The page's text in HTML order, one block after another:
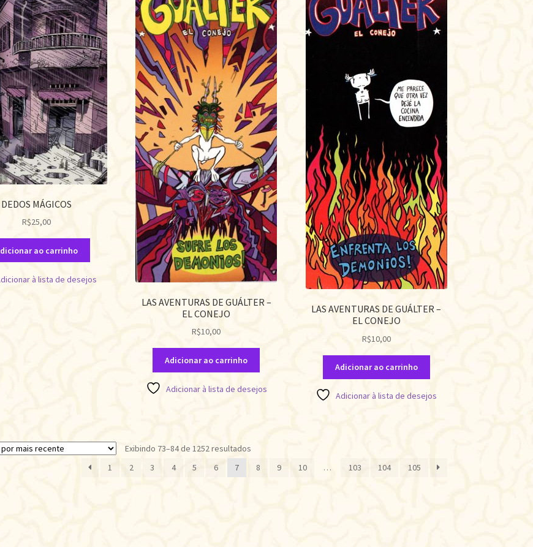
DEDOS MÁGICOS
R$25,00
ao carrinho
à lista de desejos
LAS AVENTURAS DE GUÁLTER –
EL CONEJO
R$10,00
Adicionar ao carrinho
Adicionar à lista de desejos
LAS AVENTURAS DE GUÁLTER –
EL CONEJO
R$10,00
Adicionar ao carrinho
Adicionar à lista de desejos
Exibindo 73–84 de 1252 resultadosClassificado
1 2 3 4 5 6 7 8 9 10 … 103 104 105